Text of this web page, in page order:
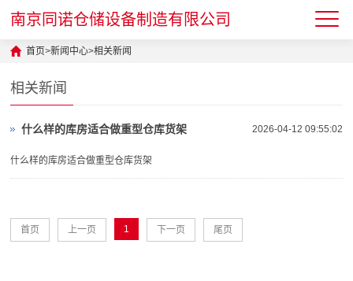
南京同诺仓储设备制造有限公司
首页>新闻中心>相关新闻
相关新闻
2026-04-12 09:55:02
什么样的库房适合做重型仓库货架
什么样的库房适合做重型仓库货架
首页 上一页 1 下一页 尾页